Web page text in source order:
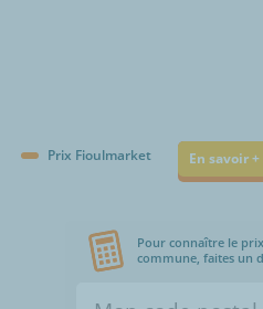
Prix Fioulmarket En savoir
Pour connaître le
commune, faites un